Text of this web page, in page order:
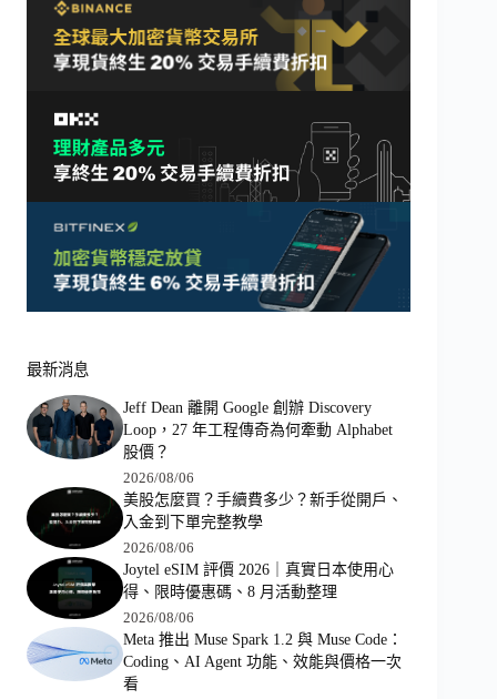
最新消息
Jeff Dean 離開 Google 創辦 Discovery
Loop，27 年工程傳奇為何牽動 Alphabet
股價？
2026/08/06
美股怎麼買？手續費多少？新手從開戶、
入金到下單完整教學
2026/08/06
Joytel eSIM 評價 2026｜真實日本使用心
得、限時優惠碼、8 月活動整理
2026/08/06
Meta 推出 Muse Spark 1.2 與 Muse Code：
Coding、AI Agent 功能、效能與價格一次
看